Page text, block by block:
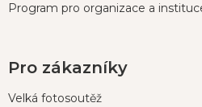
Program pro organizace a
Pro zákazníky
Velká fotosoutěž